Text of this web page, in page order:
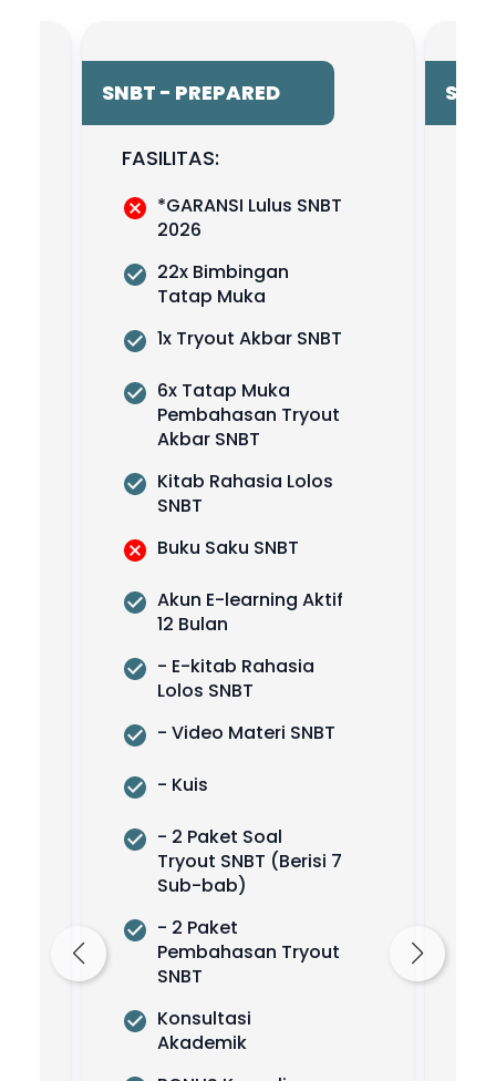
SNBT - PREPARED
FASILITAS:
*GARANSI Lulus SNBT
2026
22x Bimbingan
Tatap Muka
1x Tryout Akbar SNBT
6x Tatap Muka
Pembahasan Tryout
Akbar SNBT
Kitab Rahasia Lolos
SNBT
Buku Saku SNBT
Akun E-learning Aktif
12 Bulan
- E-kitab Rahasia
Lolos SNBT
- Video Materi SNBT
- Kuis
- 2 Paket Soal
Tryout SNBT (Berisi 7
Sub-bab)
- 2 Paket
Pembahasan Tryout
SNBT
Konsultasi
Akademik